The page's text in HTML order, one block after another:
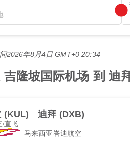
2026年8月4日 GMT+0 20:34
吉隆坡国际机场 到 迪
(KUL) 迪拜 (DXB)
直飞
马来西亚峇迪航空